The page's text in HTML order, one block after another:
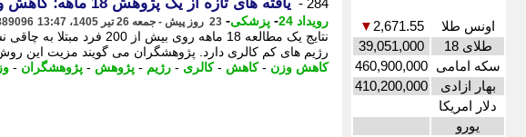
اونس طلا 2,671.55
▼
طلای 18
39,051,000
سکه امامی 460,900,000
بهار ازادی
410,200,000
دلار امریکا
یورو
284 -
رویداد 24 - پزشکی- 23 روز پیش - جمعه 26 تیر 1405، 13:47
نتایج یک مطالعه 18 ماهه
رژیم های کم کالری دارد. پژوهشگران می گویند مزیت این روش
کاهش وزن -کاهش -کالری - رژیم - پژوهش - پژوهشگران -